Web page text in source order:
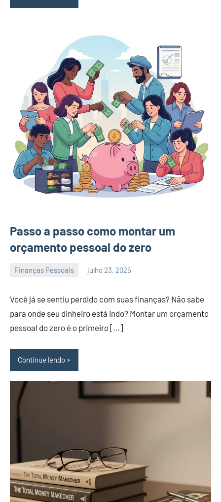
Passo a passo como montar um
orçamento pessoal do zero
Finanças Pessoais julho 23, 2025
Você já se sentiu perdido com suas finanças? Não sabe
para onde seu dinheiro está indo? Montar um orçamento
pessoal do zero é o primeiro […]
Continue lendo